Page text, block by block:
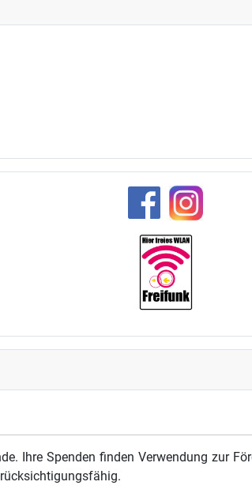
Ihre Spenden finden Verwendung zur